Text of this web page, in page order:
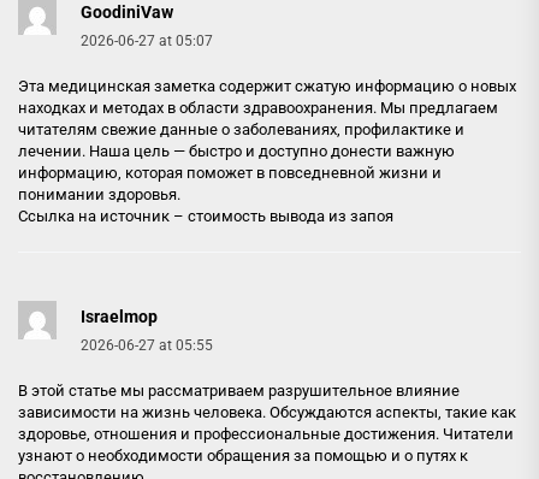
GoodiniVaw
2026-06-27 at 05:07
Эта медицинская заметка содержит сжатую информацию о новых
находках и методах в области здравоохранения. Мы предлагаем
читателям свежие данные о заболеваниях, профилактике и
лечении. Наша цель — быстро и доступно донести важную
информацию, которая поможет в повседневной жизни и
понимании здоровья.
Ссылка на источник – стоимость вывода из запоя
Israelmop
2026-06-27 at 05:55
В этой статье мы рассматриваем разрушительное влияние
зависимости на жизнь человека. Обсуждаются аспекты, такие как
здоровье, отношения и профессиональные достижения. Читатели
узнают о необходимости обращения за помощью и о путях к